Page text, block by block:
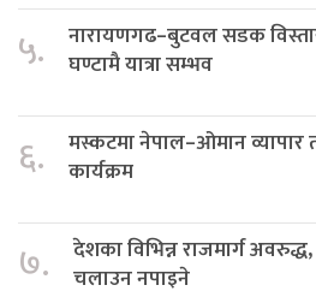
५.
नारायणगढ–बुटवल सडक
घण्टामै यात्रा सम्भव
६.
मस्कटमा नेपाल–ओमान व्यापार
कार्यक्रम
७.
देशका विभिन्न राजमार्ग
चलाउन नपाइने